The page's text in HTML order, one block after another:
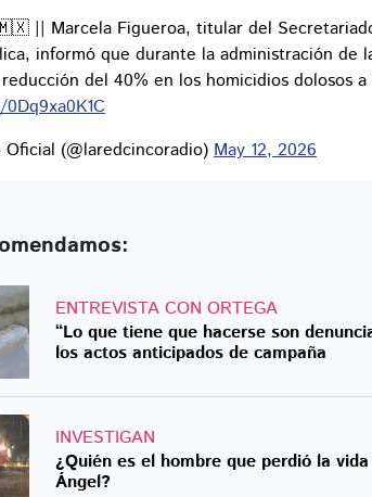
|| Marcela Figueroa, titular del
informó que durante la administración de
del 40% en los homicidios dolosos
(@laredcincoradio) May 12, 2026
ENTREVISTA CON ORTEGA
“Lo que tiene que hacerse son
los actos anticipados de campaña
INVESTIGAN
¿Quién es el hombre que perdió la
Ángel?